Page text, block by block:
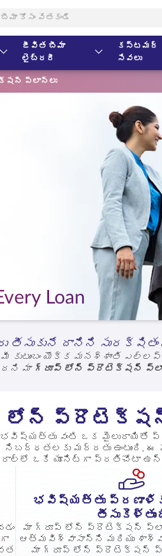
జీవిత బీమా
లైబ్రరీ
కస్టమర్
సేవలు
ప్లాన్‌లు
Loan
దానిని సురక్షితంగా
యొక్క మనశ్శాంతి
మా గ్రూప్ లోన్ ప్రొటెక్షన్
లోన్ ప్రొటెక్షన్
వంటి ఒక మైలురాయితో
నిబద్ధతలకు మద్దతు
ఒకే యూనిట్‌గా ప్రతిచోటా
భవిష్యత్తు
మా గ్రూప్ లోన్ ప్రొటెక్షన్
ఆత్మవిశ్వాసాన్ని మరియు శాశ్వత
మా గ్రూప్ లోన్ ప్రొటెక్షన్